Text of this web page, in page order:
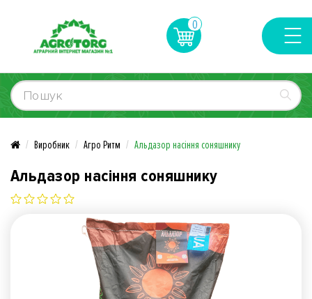
0
Виробник Агро Ритм Альдазор насіння соняшнику
Альдазор насіння соняшнику